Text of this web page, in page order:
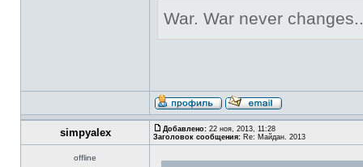
War. War never
simpyalex Добавлено: 22 ноя, 2013, 11:28
Заголовок сообщения: Re: Майдан. 2013
offline